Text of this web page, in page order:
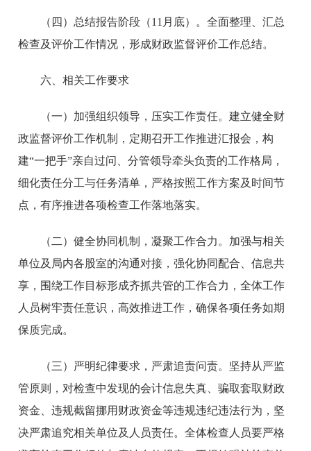
（四）总结报告阶段（11月底）。全面整理、汇总
检查及评价工作情况，形成财政监督评价工作总结。
六、相关工作要求
（一）加强组织领导，压实工作责任。建立健全财
政监督评价工作机制，定期召开工作推进汇报会，构
建“一把手”亲自过问、分管领导牵头负责的工作格局，
细化责任分工与任务清单，严格按照工作方案及时间节
点，有序推进各项检查工作落地落实。
（二）健全协同机制，凝聚工作合力。 加强与相关
单位及局内各股室的沟通对接，强化协同配合、信息共
享，围绕工作目标形成齐抓共管的工作合力，全体工作
人员树牢责任意识，高效推进工作，确保各项任务如期
保质完成。
（三）严明纪律要求，严肃追责问责。 坚持从严监
管原则，对检查中发现的会计信息失真、骗取套取财政
资金、违规截留挪用财政资金等违规违纪违法行为，坚
决严肃追究相关单位及人员责任。全体检查人员要严格